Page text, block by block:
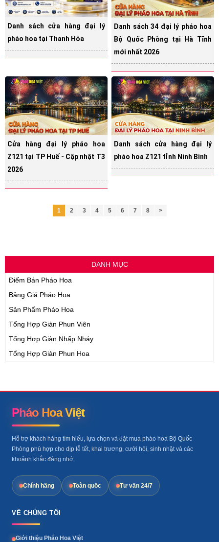
Danh sách cửa hàng đại lý
pháo hoa tại Thanh Hóa
Danh sách 34 đại lý pháo hoa
Bộ Quốc Phòng tại Hà Tĩnh
mới nhất 2026
Cửa hàng đại lý pháo hoa
Z121 tại TP Huế - Cập nhật T3
2026
Danh sách cửa hàng đại lý
pháo hoa Z121 tỉnh Ninh Bình
1 2 3 4 5 6 7 8 >
DANH MỤC
Điếm Bán Pháo Hoa
Bảng Giá Pháo Hoa
Sản Phẩm Pháo Hoa
Tổng Hợp Giàn Phun Viên
Tổng Hợp Giàn Nhấp Nháy
Tổng Hợp Giàn Phun Hoa
Pháo Hoa Việt
Hỗ trợ khách hàng tìm hiểu, lựa chọn và đặt mua pháo hoa Bộ Quốc
Phòng phù hợp cho dịp lễ tết, khai trương, cưới hỏi, sinh nhật và các
khoảnh khắc đáng nhớ.
Chính hãng Toàn quốc Tư vấn 24/7
VỀ CHÚNG TÔI
Giới thiệu Pháo Hoa Việt